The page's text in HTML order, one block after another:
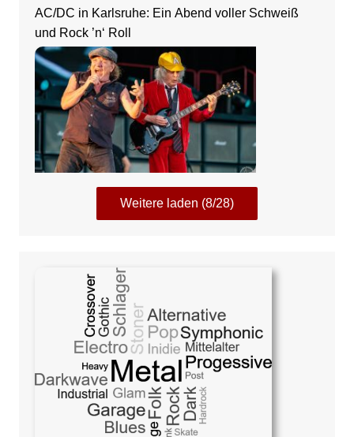
AC/DC in Karlsruhe: Ein Abend voller Schweiß
und Rock ’n‘ Roll
Weitere laden (8/28)